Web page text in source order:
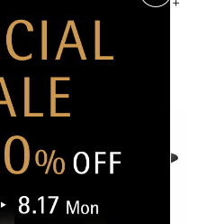
24cm＋20cm）
20％OFF
29,920円（税込）
23,936円（税込）